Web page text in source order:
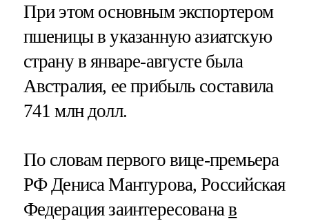
При этом основным экспортером
пшеницы в указанную азиатскую
страну в январе-августе была
Австралия, ее прибыль составила
741 млн долл.
По словам первого вице-премьера
РФ Дениса Мантурова, Российская
Федерация заинтересованав